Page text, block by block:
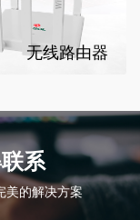
无线路由器
系
美的解决方案